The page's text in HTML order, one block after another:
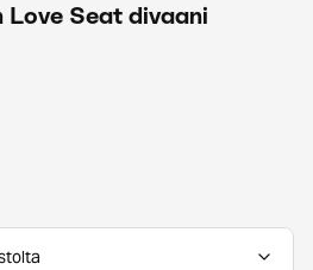
Seat divaani